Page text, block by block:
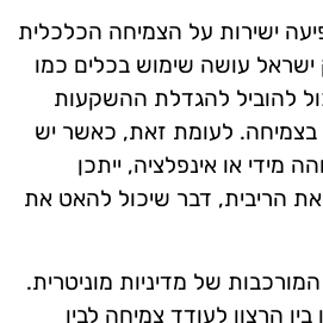
ישירות על הצמיחה הכלכלית
עושה שימוש בכלים כמו
להוביל להגדלת ההשקעות
בצמיחה. לעומת זאת, כאשר יש
מידי או אינפלציה, ייתכן
הריבית, דבר שיכול להאט את
של מדיניות מוניטרית.
הרצון לעודד צמיחה לבין